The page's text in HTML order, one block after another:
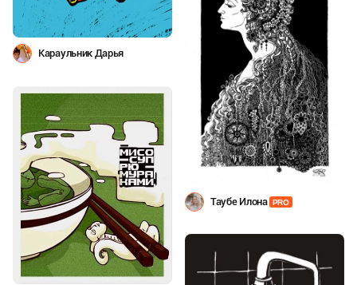
Караульник Дарья
Таубе Илона PRO